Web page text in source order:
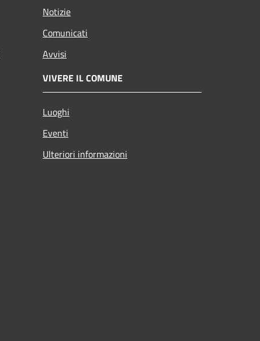
Notizie
Comunicati
Avvisi
VIVERE IL COMUNE
Luoghi
Eventi
Ulteriori informazioni